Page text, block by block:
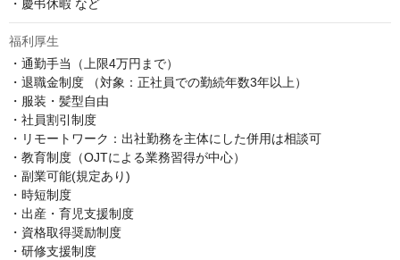
・慶弔休暇 など
福利厚生
・通勤手当（上限4万円まで）
・退職金制度 （対象：正社員での勤続年数3年以上）
・服装・髪型自由
・社員割引制度
・リモートワーク：出社勤務を主体にした併用は相談可
・教育制度（OJTによる業務習得が中心）
・副業可能(規定あり)
・時短制度
・出産・育児支援制度
・資格取得奨励制度
・研修支援制度